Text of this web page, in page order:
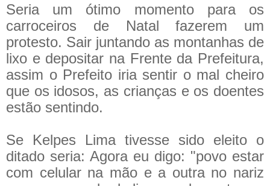
Seria um ótimo momento para os
carroceiros de Natal fazerem um
protesto. Sair juntando as montanhas de
lixo e depositar na Frente da Prefeitura,
assim o Prefeito iria sentir o mal cheiro
que os idosos, as crianças e os doentes
estão sentindo.
Se Kelpes Lima tivesse sido eleito o
ditado seria: Agora eu digo: "povo estar
com celular na mão e a outra no nariz